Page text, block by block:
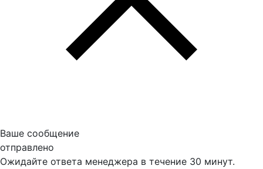
Ваше сообщение
отправлено
Ожидайте ответа менеджера в течение 30 минут.